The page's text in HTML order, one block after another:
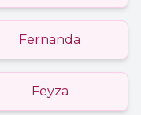
Fernanda
Feyza